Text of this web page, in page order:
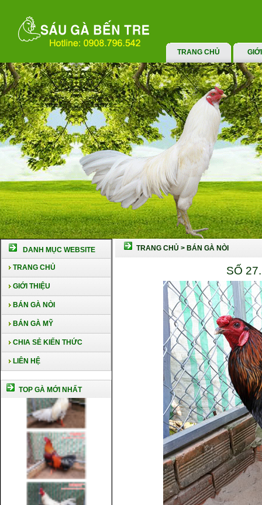
TRANG CHỦ
DANH MỤC WEBSITE
TRANG CHỦ
GIỚI THIỆU
BÁN GÀ NÒI
BÁN GÀ MỸ
CHIA SẺ KIẾN THỨC
LIÊN HỆ
TOP GÀ MỚI NHẤT
TRANG CHỦ > BÁN GÀ NÒI
SỐ